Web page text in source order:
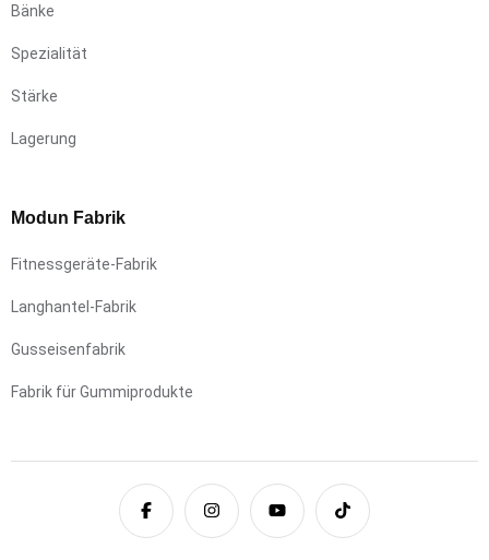
Bänke
Spezialität
Stärke
Lagerung
Modun Fabrik
Fitnessgeräte-Fabrik
Langhantel-Fabrik
Gusseisenfabrik
Fabrik für Gummiprodukte